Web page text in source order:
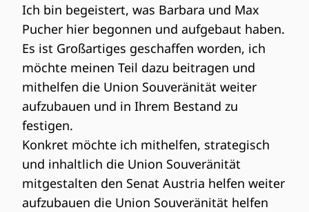
Ich bin begeistert, was Barbara und Max
Pucher hier begonnen und aufgebaut haben.
Es ist Großartiges geschaffen worden, ich
möchte meinen Teil dazu beitragen und
mithelfen die Union Souveränität weiter
aufzubauen und in Ihrem Bestand zu
festigen.
Konkret möchte ich mithelfen, strategisch
und inhaltlich die Union Souveränität
mitgestalten den Senat Austria helfen weiter
aufzubauen die Union Souveränität helfen